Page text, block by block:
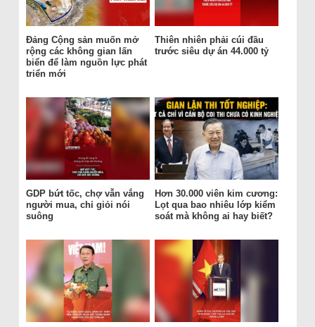
Đảng Cộng sản muốn mở
rộng các không gian lấn
biển để làm nguồn lực phát
triển mới
Thiên nhiên phải cúi đầu
trước siêu dự án 44.000 tỷ
GDP bứt tốc, chợ vẫn vắng
người mua, chỉ giỏi nói
suông
Hơn 30.000 viên kim cương:
Lọt qua bao nhiêu lớp kiểm
soát mà không ai hay biết?